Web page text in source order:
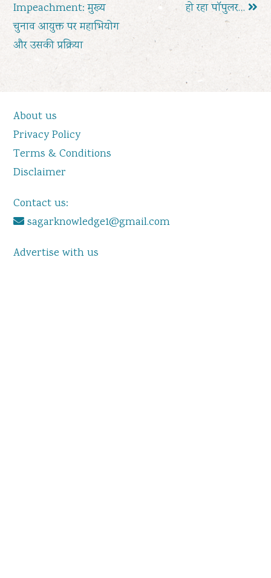
Impeachment: मुख्य
चुनाव आयुक्त पर महाभियोग
और उसकी प्रक्रिया
हो रहा पॉपुलर…
About us
Privacy Policy
Terms & Conditions
Disclaimer
Contact us:
sagarknowledge1@gmail.com
Advertise with us